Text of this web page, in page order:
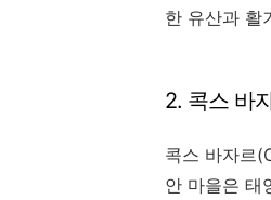
한 유산과 활
2. 콕스 바
콕스 바자르
안 마을은 태